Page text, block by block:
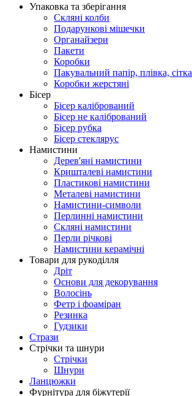
Упаковка та зберігання
Скляні колби
Подарункові мішечки
Органайзери
Пакети
Коробки
Пакувальний папір, плівка, сітка
Коробки жерстяні
Бісер
Бісер калібрований
Бісер не калібрований
Бісер рубка
Бісер стеклярус
Намистини
Дерев'яні намистини
Кришталеві намистини
Пластикові намистини
Металеві намистини
Намистини-символи
Перлинні намистини
Скляні намистини
Перли річкові
Намистини керамічні
Товари для рукоділля
Дріт
Основи для декорування
Волосінь
Фетр і фоаміран
Резинка
Гудзики
Стрази
Стрічки та шнури
Стрічки
Шнури
Ланцюжки
Фурнітура для біжутерії